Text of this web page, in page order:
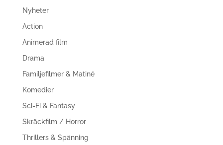
Nyheter
Action
Animerad film
Drama
Familjefilmer & Matiné
Komedier
Sci-Fi & Fantasy
Skräckfilm / Horror
Thrillers & Spänning